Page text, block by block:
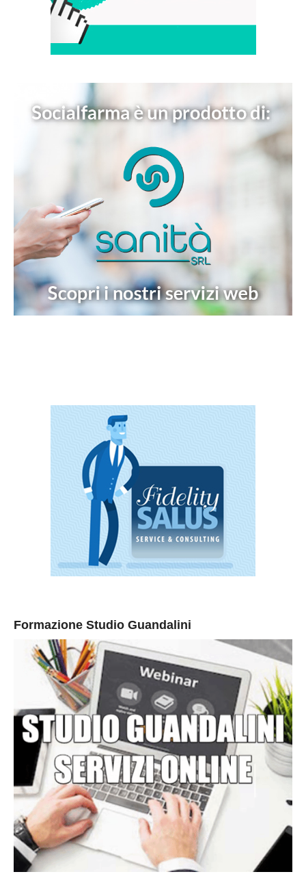
Formazione Studio Guandalini